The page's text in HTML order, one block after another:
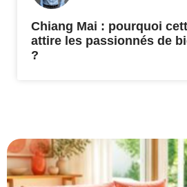
Chiang Mai : pourquoi
attire les passionnés de
?